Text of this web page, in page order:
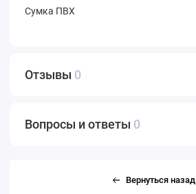
Сумка ПВХ
Отзывы 0
Вопросы и ответы 0
Вернуться назад